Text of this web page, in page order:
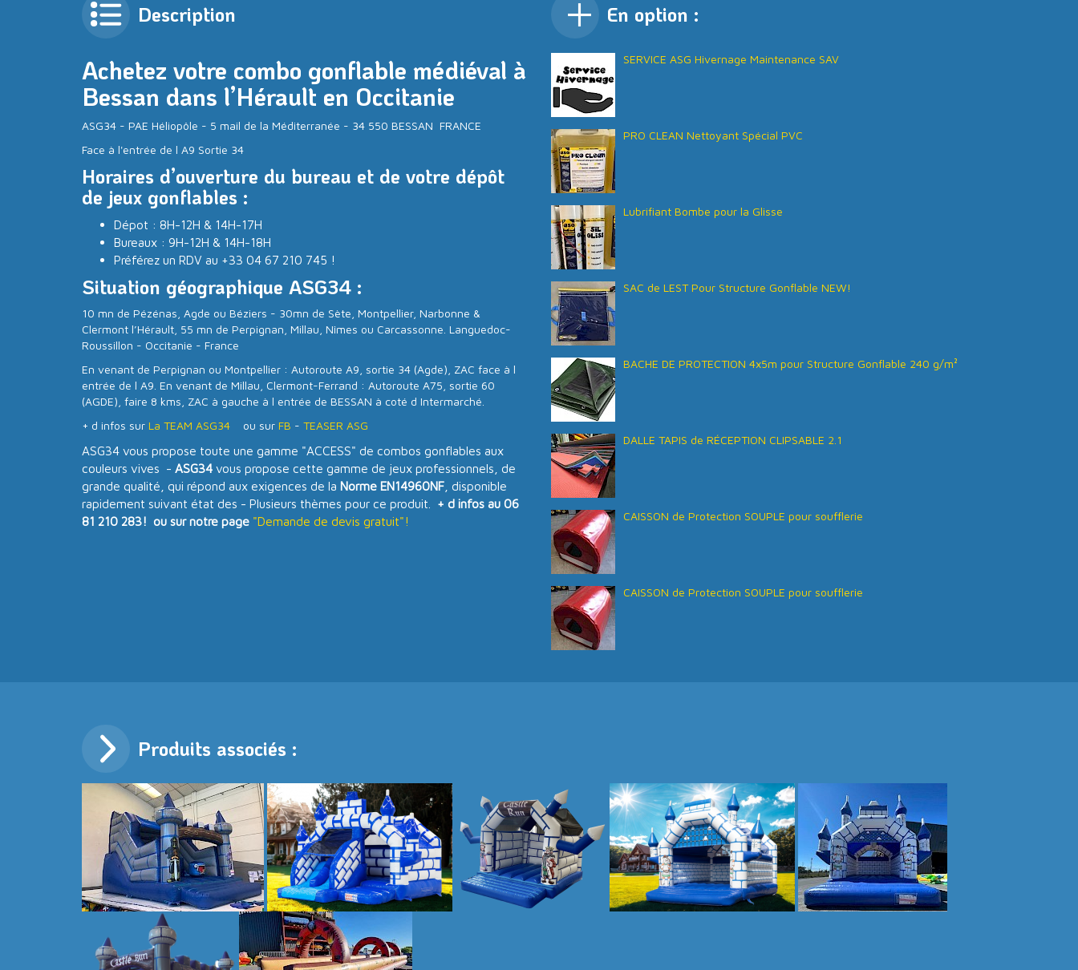
Description
Achetez votre combo gonflable médiéval à
Bessan dans l’Hérault en Occitanie
ASG34 - PAE Héliopôle - 5 mail de la Méditerranée - 34 550 BESSAN FRANCE
Face à l'entrée de l A9 Sortie 34
Horaires d’ouverture du bureau et de votre dépôt
de jeux gonflables :
Dépot : 8H-12H & 14H-17H
Bureaux : 9H-12H & 14H-18H
Préférez un RDV au +33 04 67 210 745 !
Situation géographique ASG34 :
10 mn de Pézénas, Agde ou Béziers - 30mn de Sète, Montpellier, Narbonne &
Clermont l’Hérault, 55 mn de Perpignan, Millau, Nîmes ou Carcassonne. Languedoc-
Roussillon - Occitanie - France
En venant de Perpignan ou Montpellier : Autoroute A9, sortie 34 (Agde), ZAC face à l
entrée de l A9. En venant de Millau, Clermont-Ferrand : Autoroute A75, sortie 60
(AGDE), faire 8 kms, ZAC à gauche à l entrée de BESSAN à coté d Intermarché.
+ d infos sur La TEAM ASG34 ou sur FB - TEASER ASG
ASG34 vous propose toute une gamme "ACCESS" de combos gonflables aux
couleurs vives - ASG34 vous propose cette gamme de jeux professionnels, de
grande qualité, qui répond aux exigences de la Norme EN14960NF , disponible
rapidement suivant état des - Plusieurs thèmes pour ce produit.
+ d infos au 06
81 210 283! ou sur notre page "Demande de devis gratuit"!
En option :
SERVICE ASG Hivernage Maintenance SAV
PRO CLEAN Nettoyant Spécial PVC
Lubrifiant Bombe pour la Glisse
SAC de LEST Pour Structure Gonflable NEW!
BACHE DE PROTECTION 4x5m pour Structure Gonflable 240 g/m²
DALLE TAPIS de RÉCEPTION CLIPSABLE 2.1
CAISSON de Protection SOUPLE pour soufflerie
CAISSON de Protection SOUPLE pour soufflerie
Produits associés :